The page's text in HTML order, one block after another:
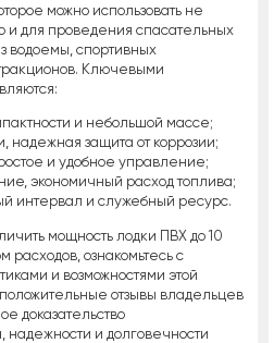
можно использовать не
и для проведения спасательных
водоемы, спортивных
Ключевыми
и небольшой массе;
надежная защита от коррозии;
и удобное управление;
экономичный расход топлива;
интервал и служебный ресурс.
мощность лодки ПВХ до 10
ознакомьтесь с
и возможностями этой
отзывы владельцев
доказательство
надежности и долговечности